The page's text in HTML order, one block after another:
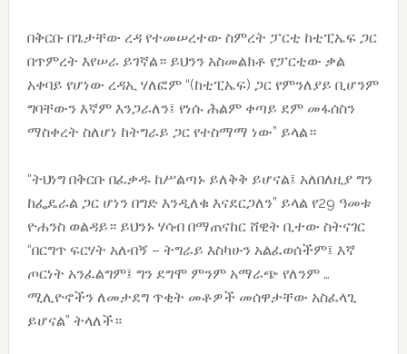
በቅርቡ በጌታቸው ረዳ የተመሠረተው ስምረት ፓርቲ ከቲፒኤፍ ጋር
በጥምረት እየሠራ ይገኛል። ይህንን አስመልክቶ የፓርቲው ቃል
አቀባይ የሆነው ረዳኢ ሃለፎም “(ከቲፒኤፍ) ጋር የምንለያይ ቢሆንም
ግባቸውን እኛም እንጋራለን፤ የነሱ ሕልም ቀጣይ ደም መፋሰስን
ማስቀረት ስለሆነ ከትግራይ ጋር የተስማማ ነው” ይላል።
“ትህነግ በቅርቡ በፈቃዱ ከሥልጣኑ ይለቅቅ ይሆናል፤ አለበለዚያ ግን
ከፌዴራል ጋር ሆነን በግድ እንዲለቁ እናደርጋለን” ይላል የ29 ዓመቱ
ዮሐንስ ወልዳይ። ይህንኑ ሃሳብ በማጠናከር ሸዊት ቢተው ስትናገር
“በርግጥ ፍርሃት አለብኝ – ትግራይ እስካሁን አልፈወሰችም፤ እኛ
ጦርነት አንፈልግም፤ ግን ደግሞ ምንም አማራጭ የለንም …
ሚሊዮኖችን ለመታደግ ጥቂት መቶዎች መሰዋታቸው አስፈላጊ
ይሆናል” ትላለች።